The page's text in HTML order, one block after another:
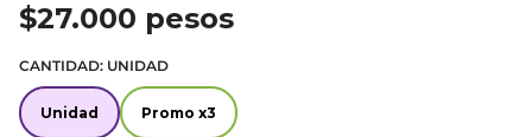
$27.000 pesos
CANTIDAD: UNIDAD
Unidad
Unidad
Promo x3
Promo x3